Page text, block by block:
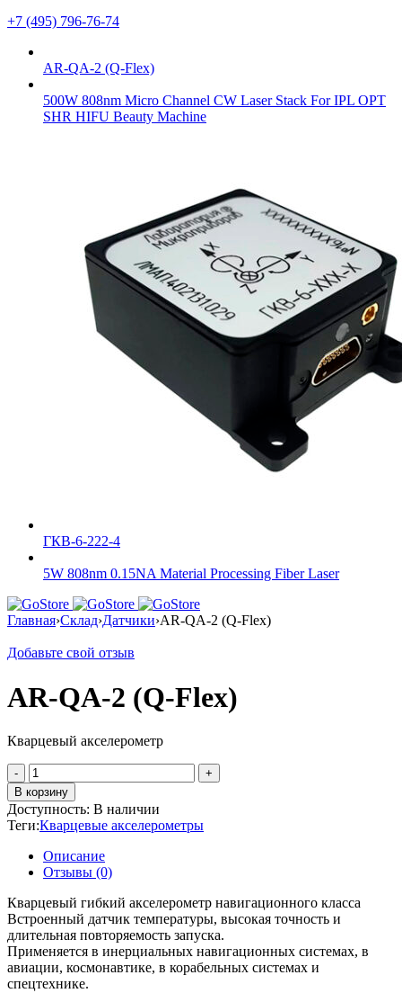
+7 (495) 796-76-74
AR-QA-2 (Q-Flex)
500W 808nm Micro Channel CW Laser Stack For IPL OPT
SHR HIFU Beauty Machine
ГКВ-6-222-4
5W 808nm 0.15NA Material Processing Fiber Laser
Главная›Склад›Датчики›AR-QA-2 (Q-Flex)
Добавьте свой отзыв
AR-QA-2 (Q-Flex)
Кварцевый акселерометр
Количество
товара
AR-
QA-
2
(Q-
Flex)
В корзину
Доступность: В наличии
Теги:Кварцевые акселерометры
Описание
Отзывы (0)
Кварцевый гибкий акселерометр навигационного класса
Встроенный датчик температуры, высокая точность и
длительная повторяемость запуска.
Применяется в инерциальных навигационных системах, в
авиации, космонавтике, в корабельных системах и
спецтехнике.